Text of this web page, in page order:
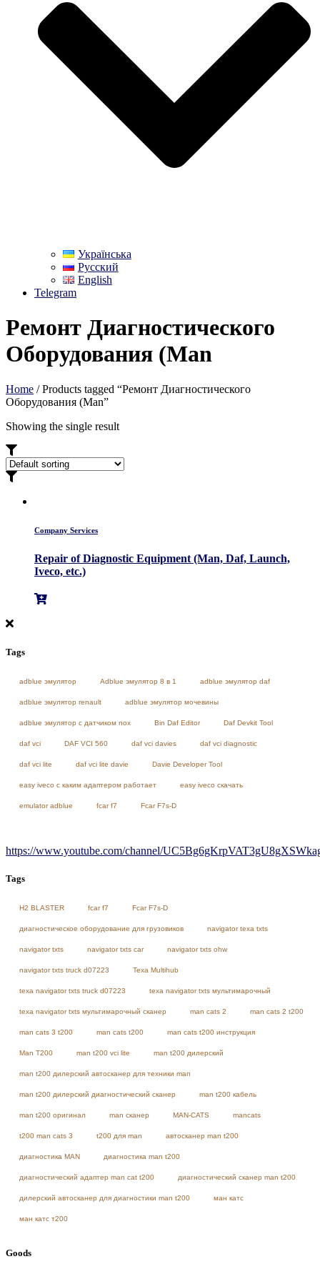
Українська
Русский
English
Telegram
Ремонт Диагностического
Оборудования (Man
Home / Products tagged “Ремонт Диагностического
Оборудования (Man”
Showing the single result
Company Services
Repair of Diagnostic Equipment (Man, Daf, Launch,
Iveco, etc.)
Tags
adblue эмулятор Adblue эмулятор 8 в 1 adblue эмулятор daf
adblue эмулятор renault adblue эмулятор мочевины
adblue эмулятор с датчиком nox Bin Daf Editor Daf Devkit Tool
daf vci DAF VCI 560 daf vci davies daf vci diagnostic
daf vci lite daf vci lite davie Davie Developer Tool
easy iveco с каким адаптером работает easy iveco скачать
emulator adblue fcar f7 Fcar F7s-D
https://www.youtube.com/channel/
Tags
H2 BLASTER fcar f7 Fcar F7s-D
диагностическое оборудование для грузовиков navigator texa txts
navigator txts navigator txts car navigator txts ohw
navigator txts truck d07223 Texa Multihub
texa navigator txts truck d07223 texa navigator txts мультимарочный
texa navigator txts мультимарочный сканер man cats 2 man cats 2 t200
man cats 3 t200 man cats t200 man cats t200 инструкция
Man T200 man t200 vci lite man t200 дилерский
man t200 дилерский автосканер для техники man
man t200 дилерский диагностический сканер man t200 кабель
man t200 оригинал man сканер MAN-CATS mancats
t200 man cats 3 t200 для man автосканер man t200
диагностика MAN диагностика man t200
диагностический адаптер man cat t200 диагностический сканер man t200
дилерский автосканер для диагностики man t200 ман катс
ман катс т200
Goods